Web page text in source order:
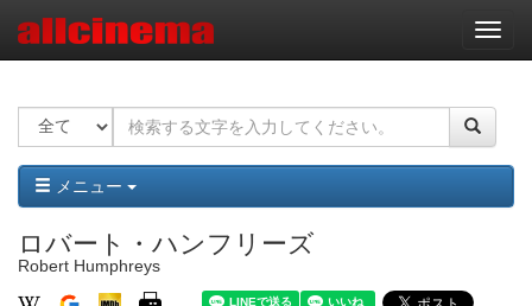
ナ
ビ
ー
ョ
ン
メニュー
ロバート・ハンフリーズ
Robert Humphreys